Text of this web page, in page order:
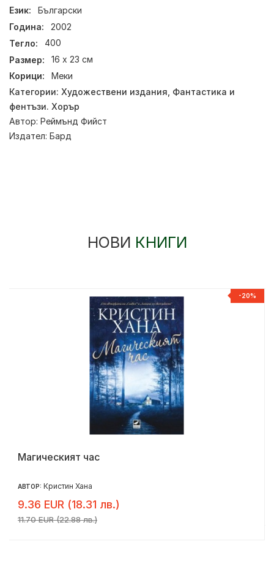
Език:
Български
Година:
2002
Тегло:
400
Размер:
16 х 23 см
Корици:
Меки
Категории: Художествени издания Фантастика и
фентъзи. Хорър
Автор: Реймънд Фийст
Издател: Бард
НОВИ КНИГИ
-20%
Магическият час
АВТОР: Кристин Хана
9.36 EUR (18.31 лв.)
11.70 EUR (22.88 лв.)